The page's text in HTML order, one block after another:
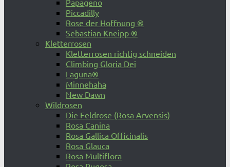
Papageno
Piccadilly
Rose der Hoffnung ®
Sebastian Kneipp ®
Kletterrosen
Kletterrosen richtig schneiden
Climbing Gloria Dei
Laguna®
Minnehaha
New Dawn
Wildrosen
Die Feldrose (Rosa Arvensis)
Rosa Canina
Rosa Gallica Officinalis
Rosa Glauca
Rosa Multiflora